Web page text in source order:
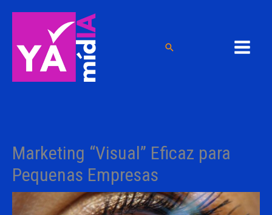
conteúdo
Pesquisar
Marketing “Visual” Eficaz para
Pequenas Empresas